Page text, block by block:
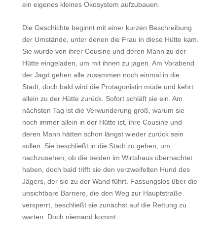
ein eigenes kleines Ökosystem aufzubauen.
Die Geschichte beginnt mit einer kurzen Beschreibung
der Umstände, unter denen die Frau in diese Hütte kam.
Sie wurde von ihrer Cousine und deren Mann zu der
Hütte eingeladen, um mit ihnen zu jagen. Am Vorabend
der Jagd gehen alle zusammen noch einmal in die
Stadt, doch bald wird die Protagonistin müde und kehrt
allein zu der Hütte zurück. Sofort schläft sie ein. Am
nächsten Tag ist die Verwunderung groß, warum sie
noch immer allein in der Hütte ist, ihre Cousine und
deren Mann hätten schon längst wieder zurück sein
sollen. Sie beschließt in die Stadt zu gehen, um
nachzusehen, ob die beiden im Wirtshaus übernachtet
haben, doch bald trifft sie den verzweifelten Hund des
Jägers, der sie zu der Wand führt. Fassungslos über die
unsichtbare Barriere, die den Weg zur Hauptstraße
versperrt, beschließt sie zunächst auf die Rettung zu
warten. Doch niemand kommt…